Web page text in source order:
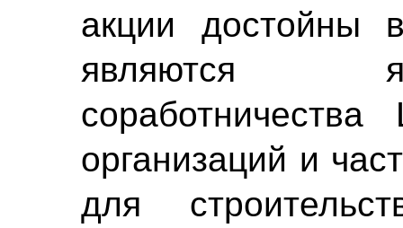
акции достойны
являются
организаций и
для